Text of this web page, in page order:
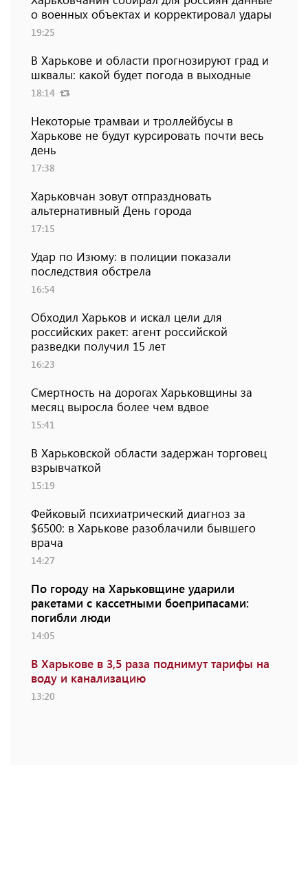
о военных объектах и ​​корректировал удары
19:25
В Харькове и области прогнозируют град и
шквалы: какой будет погода в выходные
18:14
Некоторые трамваи и троллейбусы в
Харькове не будут курсировать почти весь
день
17:38
Харьковчан зовут отпраздновать
альтернативный День города
17:15
Удар по Изюму: в полиции показали
последствия обстрела
16:54
Обходил Харьков и искал цели для
российских ракет: агент российской
разведки получил 15 лет
16:23
Смертность на дорогах Харьковщины за
месяц выросла более чем вдвое
15:41
В Харьковской области задержан торговец
взрывчаткой
15:19
Фейковый психиатрический диагноз за
$6500: в Харькове разоблачили бывшего
врача
14:27
По городу на Харьковщине ударили
ракетами с кассетными боеприпасами:
погибли люди
14:05
В Харькове в 3,5 раза поднимут тарифы на
воду и канализацию
13:20